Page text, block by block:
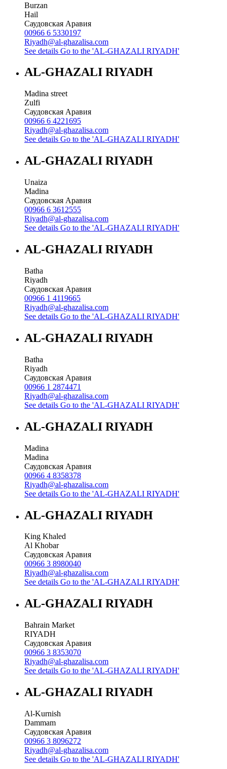
Burzan
Hail
Саудовская Аравия
00966 6 5330197
Riyadh@al-ghazalisa.com
See details Go to the 'AL-GHAZALI RIYADH'
AL-GHAZALI RIYADH
Madina street
Zulfi
Саудовская Аравия
00966 6 4221695
Riyadh@al-ghazalisa.com
See details Go to the 'AL-GHAZALI RIYADH'
AL-GHAZALI RIYADH
Unaiza
Madina
Саудовская Аравия
00966 6 3612555
Riyadh@al-ghazalisa.com
See details Go to the 'AL-GHAZALI RIYADH'
AL-GHAZALI RIYADH
Batha
Riyadh
Саудовская Аравия
00966 1 4119665
Riyadh@al-ghazalisa.com
See details Go to the 'AL-GHAZALI RIYADH'
AL-GHAZALI RIYADH
Batha
Riyadh
Саудовская Аравия
00966 1 2874471
Riyadh@al-ghazalisa.com
See details Go to the 'AL-GHAZALI RIYADH'
AL-GHAZALI RIYADH
Madina
Madina
Саудовская Аравия
00966 4 8358378
Riyadh@al-ghazalisa.com
See details Go to the 'AL-GHAZALI RIYADH'
AL-GHAZALI RIYADH
King Khaled
Al Khobar
Саудовская Аравия
00966 3 8980040
Riyadh@al-ghazalisa.com
See details Go to the 'AL-GHAZALI RIYADH'
AL-GHAZALI RIYADH
Bahrain Market
RIYADH
Саудовская Аравия
00966 3 8353070
Riyadh@al-ghazalisa.com
See details Go to the 'AL-GHAZALI RIYADH'
AL-GHAZALI RIYADH
Al-Kurnish
Dammam
Саудовская Аравия
00966 3 8096272
Riyadh@al-ghazalisa.com
See details Go to the 'AL-GHAZALI RIYADH'